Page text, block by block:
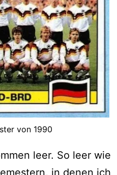
von 1990
leer. So leer wie
in denen ich